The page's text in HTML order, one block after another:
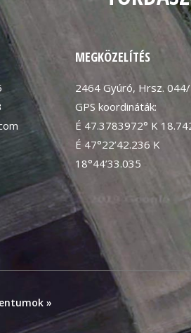
MEGKÖZELÍTÉS
2464 Gyúró, Hrsz.
GPS koordináták:
É 47.3783972° K
É 47°22’42.236 K
18°44’33.035
»